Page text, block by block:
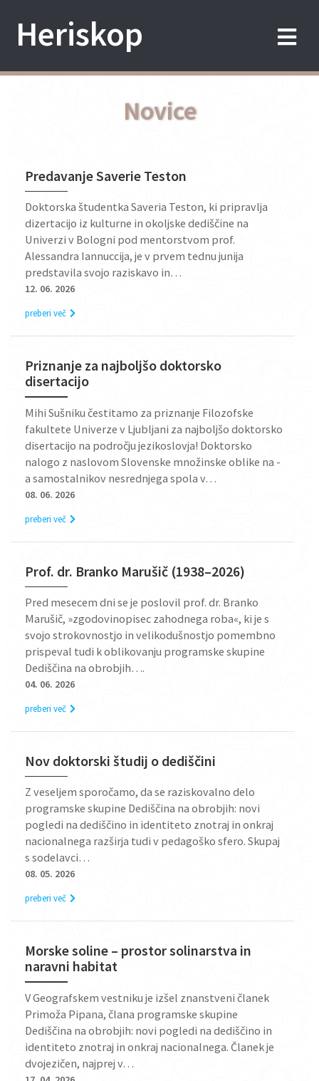
Heriskop
Novice
Predavanje Saverie Teston
Doktorska študentka Saveria Teston, ki pripravlja
dizertacijo iz kulturne in okoljske dediščine na
Univerzi v Bologni pod mentorstvom prof.
Alessandra Iannuccija, je v prvem tednu junija
predstavila svojo raziskavo in…
12. 06. 2026
preberi več
Priznanje za najboljšo doktorsko
disertacijo
Mihi Sušniku čestitamo za priznanje Filozofske
fakultete Univerze v Ljubljani za najboljšo doktorsko
disertacijo na področju jezikoslovja! Doktorsko
nalogo z naslovom Slovenske množinske oblike na -
a samostalnikov nesrednjega spola v…
08. 06. 2026
preberi več
Prof. dr. Branko Marušič (1938–2026)
Pred mesecem dni se je poslovil prof. dr. Branko
Marušič, »zgodovinopisec zahodnega roba«, ki je s
svojo strokovnostjo in velikodušnostjo pomembno
prispeval tudi k oblikovanju programske skupine
Dediščina na obrobjih….
04. 06. 2026
preberi več
Nov doktorski študij o dediščini
Z veseljem sporočamo, da se raziskovalno delo
programske skupine Dediščina na obrobjih: novi
pogledi na dediščino in identiteto znotraj in onkraj
nacionalnega razširja tudi v pedagoško sfero. Skupaj
s sodelavci…
08. 05. 2026
preberi več
Morske soline – prostor solinarstva in
naravni habitat
V Geografskem vestniku je izšel znanstveni članek
Primoža Pipana, člana programske skupine
Dediščina na obrobjih: novi pogledi na dediščino in
identiteto znotraj in onkraj nacionalnega. Članek je
dvojezičen, najprej v…